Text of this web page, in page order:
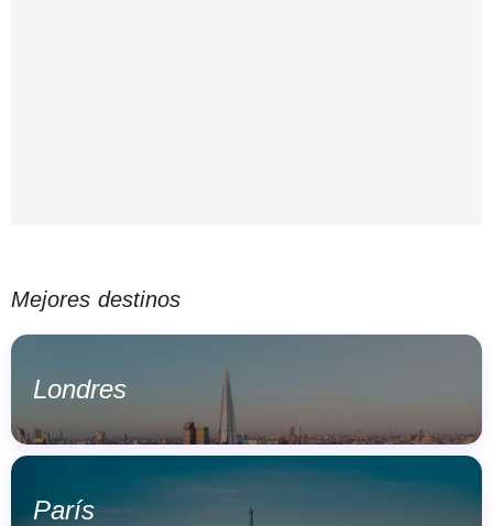
Mejores destinos
Londres
París